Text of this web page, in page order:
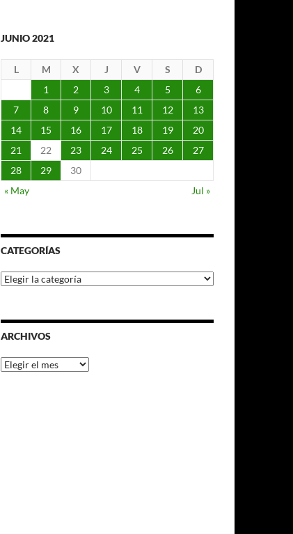
JUNIO 2021
L M X J V S
D
1
2 3 4 5
6
7
8 9 10 11 12
13
14
15 16 17 18 19
20
21
22 23 24 25 26
27
28
29
30
« May
Jul »
CATEGORÍAS
Categorías
ARCHIVOS
Archivos